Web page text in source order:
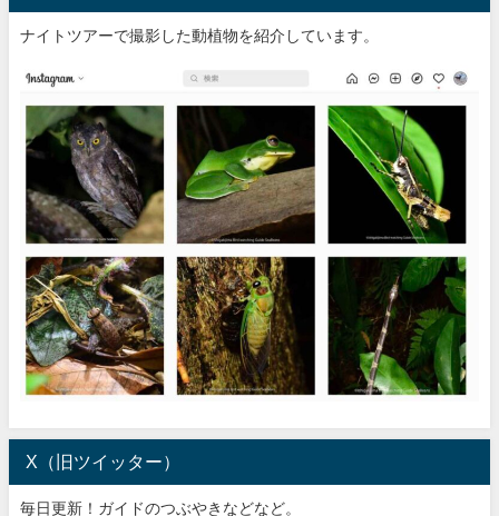
ナイトツアーで撮影した動植物を紹介しています。
X（旧ツイッター）
毎日更新！ガイドのつぶやきなどなど。